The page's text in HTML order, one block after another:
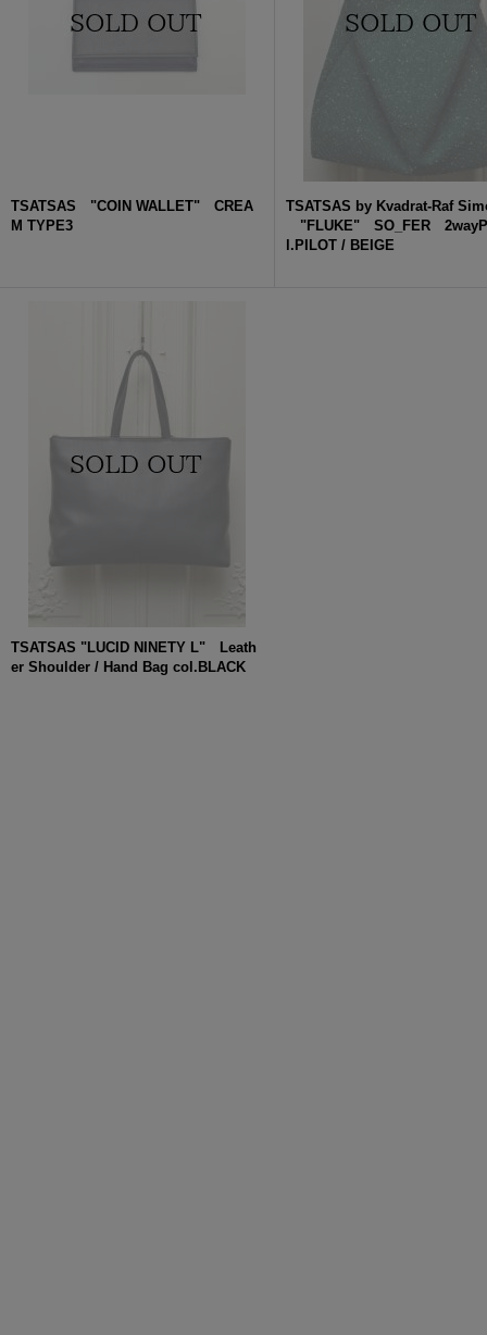
TSATSAS "COIN WALLET" CREA
M TYPE3
TSATSAS by Kvadrat-Raf
"FLUKE" SO_FER
l.PILOT / BEIGE
TSATSAS "LUCID NINETY L" Leath
er Shoulder / Hand Bag col.BLACK